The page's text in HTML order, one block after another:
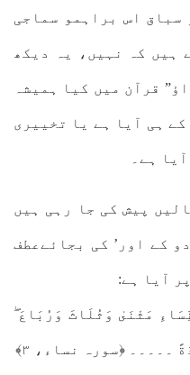
کے سیاق و سباق اس براہمو سماجی
ہیں کہ نہیں، یہ دیکھ
قرآن میں کیا ہمیشہ
ہی آیا ہے یا تخییری
ہے۔
پیش کی جا رہی ہیں
کے اور’ کی بجائےعطف
آیا ہے:
مَثْنَىٰ وَثُلَاثَ وَرُبَاعَ
﴿سورہ نساء، ۳﴾